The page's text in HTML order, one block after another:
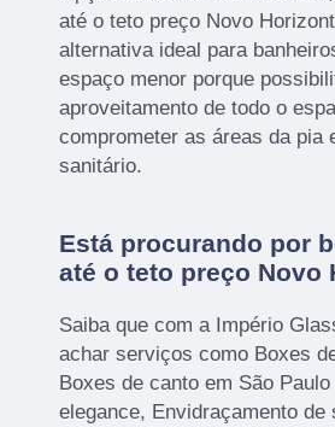
até o teto preço Novo
alternativa ideal para
espaço menor porque
aproveitamento de todo o
comprometer as áreas da pia
sanitário.
Está procurando por
até o teto preço Novo
Saiba que com a Império
achar serviços como Boxes
Boxes de canto em São
elegance, Envidraçamento de